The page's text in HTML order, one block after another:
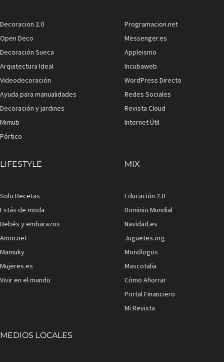
Decoracion 2.0
Open Deco
Decoración Sueca
Arquitectura Ideal
Videodecoración
Ayuda para manualidades
Decoración y jardines
Mimub
Pórtico
Programacion.net
Messenger.es
Appleismo
Incubaweb
WordPress Directo
Redes Sociales
Revista Cloud
Internet Útil
LIFESTYLE
Solo Recetas
Estás de moda
Bebés y embarazos
Amor.net
Mamuky
Mujeres.es
Vivir en el mundo
MIX
Educación 2.0
Dominio Mundial
Navidad.es
Juguetes.org
Monólogos
Mascotalia
Cómo Ahorrar
Portal Financiero
Mi Revista
MEDIOS LOCALES